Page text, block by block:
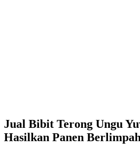
Jual Bibit Terong Ungu
Hasilkan Panen Berlimpah